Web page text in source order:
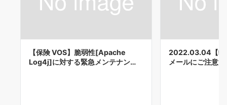
【保険 VOS】脆弱性[Apache
Log4j]に対する緊急メンテナン…
2022.03.04【弊
メールにご注意